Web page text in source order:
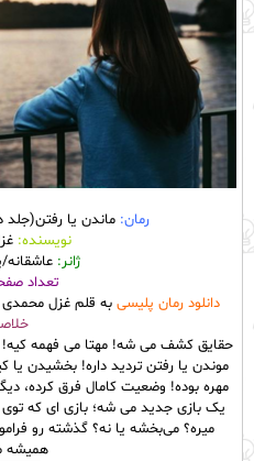
رمان: ماندن یا رفتن(جلد
نویسنده:
ژانر:
تعداد
دانلود رمان پلیسی به قلم غزل محمدی
حقایق کشف می شه! مهتا می فهمه
موندن یا رفتن تردید داره! بخشیدن
مهره بوده! وضعیت کامال فرق کرده،
یک بازی جدید می شه؛ بازی ای که
میره؟ می‌بخشه یا نه؟ گذشته رو
همیشه